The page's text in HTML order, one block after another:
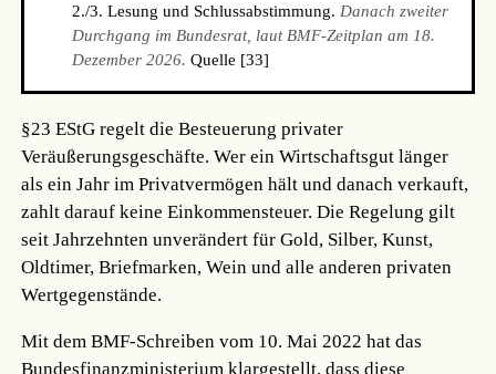
2./3. Lesung und Schlussabstimmung. Danach zweiter
Durchgang im Bundesrat, laut BMF-Zeitplan am 18.
Dezember 2026. Quelle [33]
§23 EStG regelt die Besteuerung privater
Veräußerungsgeschäfte. Wer ein Wirtschaftsgut länger
als ein Jahr im Privatvermögen hält und danach verkauft,
zahlt darauf keine Einkommensteuer. Die Regelung gilt
seit Jahrzehnten unverändert für Gold, Silber, Kunst,
Oldtimer, Briefmarken, Wein und alle anderen privaten
Wertgegenstände.
Mit dem BMF-Schreiben vom 10. Mai 2022 hat das
Bundesfinanzministerium klargestellt, dass diese